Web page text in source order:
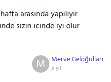
arasinda yapiliyir
sizin icinde iyi olur
Merve Geloğulları
5 yıl
M